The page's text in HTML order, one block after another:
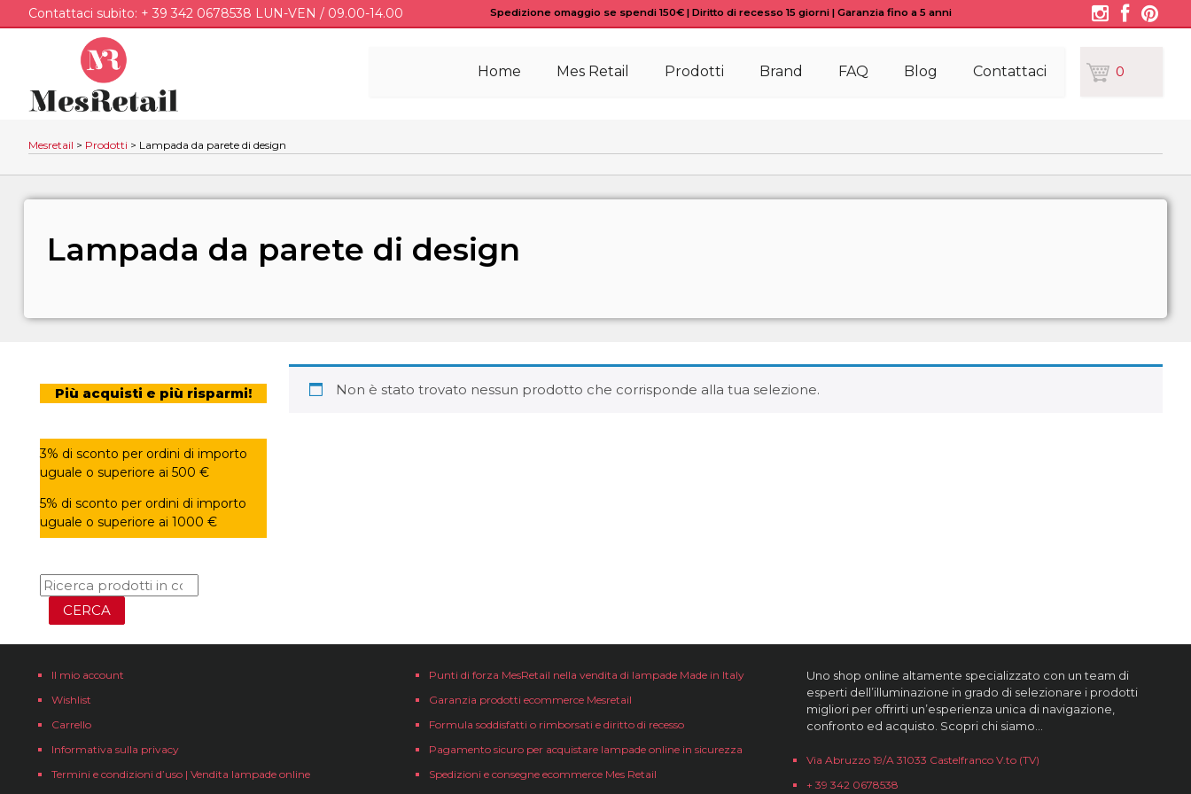
Contattaci subito: + 39 342 0678538 LUN-VEN / 09.00-14.00 Spedizione omaggio se spendi 150€ | Diritto di recesso 15 giorni | Garanzia fino a 5 anni
Home Mes Retail Prodotti Brand FAQ Blog Contattaci 0
Mesretail > Prodotti > Lampada da parete di design
Lampada da parete di design
Non è stato trovato nessun prodotto che corrisponde alla tua selezione.
Più acquisti e più risparmi!
3% di sconto per ordini di importo
uguale o superiore ai 500 €
5% di sconto per ordini di importo
uguale o superiore ai 1000 €
CERCA
Il mio account
Wishlist
Carrello
Informativa sulla privacy
Termini e condizioni d’uso | Vendita lampade online
Punti di forza MesRetail nella vendita di lampade Made in Italy
Garanzia prodotti ecommerce Mesretail
Formula soddisfatti o rimborsati e diritto di recesso
Pagamento sicuro per acquistare lampade online in sicurezza
Spedizioni e consegne ecommerce Mes Retail
Uno shop online altamente specializzato con un team di
esperti dell’illuminazione in grado di selezionare i prodotti
migliori per offrirti un’esperienza unica di navigazione,
confronto ed acquisto. Scopri chi siamo…
Via Abruzzo 19/A 31033 Castelfranco V.to (TV)
+ 39 342 0678538